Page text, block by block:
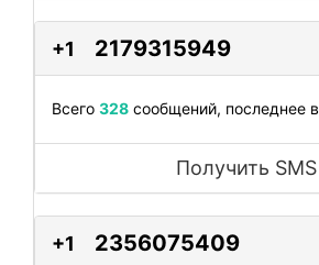
+1 2179315949
Всего 328 сообщений, последнее в
Получить SMS
+1 2356075409